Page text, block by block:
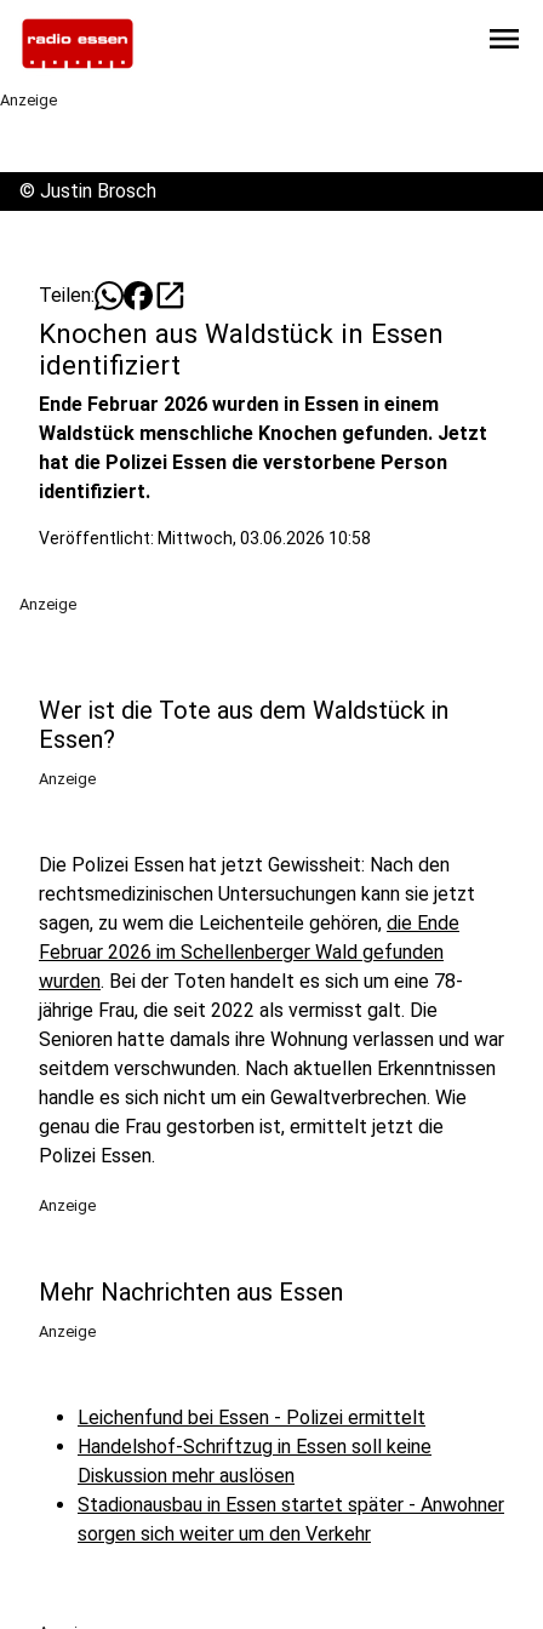
menu
Anzeige
© Justin Brosch
Teilen: open_in_new
Knochen aus Waldstück in Essen
identifiziert
Ende Februar 2026 wurden in Essen in einem
Waldstück menschliche Knochen gefunden. Jetzt
hat die Polizei Essen die verstorbene Person
identifiziert.
Veröffentlicht: Mittwoch, 03.06.2026 10:58
Anzeige
Wer ist die Tote aus dem Waldstück in
Essen?
Anzeige
Die Polizei Essen hat jetzt Gewissheit: Nach den
rechtsmedizinischen Untersuchungen kann sie jetzt
sagen, zu wem die Leichenteile gehören, die Ende
Februar 2026 im Schellenberger Wald gefunden
wurden. Bei der Toten handelt es sich um eine 78-
jährige Frau, die seit 2022 als vermisst galt. Die
Senioren hatte damals ihre Wohnung verlassen und war
seitdem verschwunden. Nach aktuellen Erkenntnissen
handle es sich nicht um ein Gewaltverbrechen. Wie
genau die Frau gestorben ist, ermittelt jetzt die
Polizei Essen.
Anzeige
Mehr Nachrichten aus Essen
Anzeige
Leichenfund bei Essen - Polizei ermittelt
Handelshof-Schriftzug in Essen soll keine
Diskussion mehr auslösen
Stadionausbau in Essen startet später - Anwohner
sorgen sich weiter um den Verkehr